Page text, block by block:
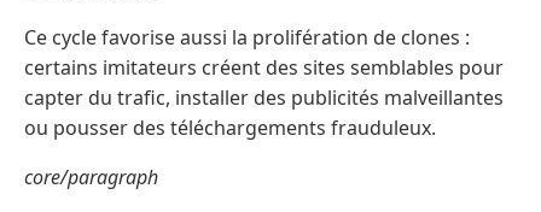
Ce cycle favorise aussi la prolifération de clones :
certains imitateurs créent des sites semblables pour
capter du trafic, installer des publicités malveillantes
ou pousser des téléchargements frauduleux.
core/paragraph